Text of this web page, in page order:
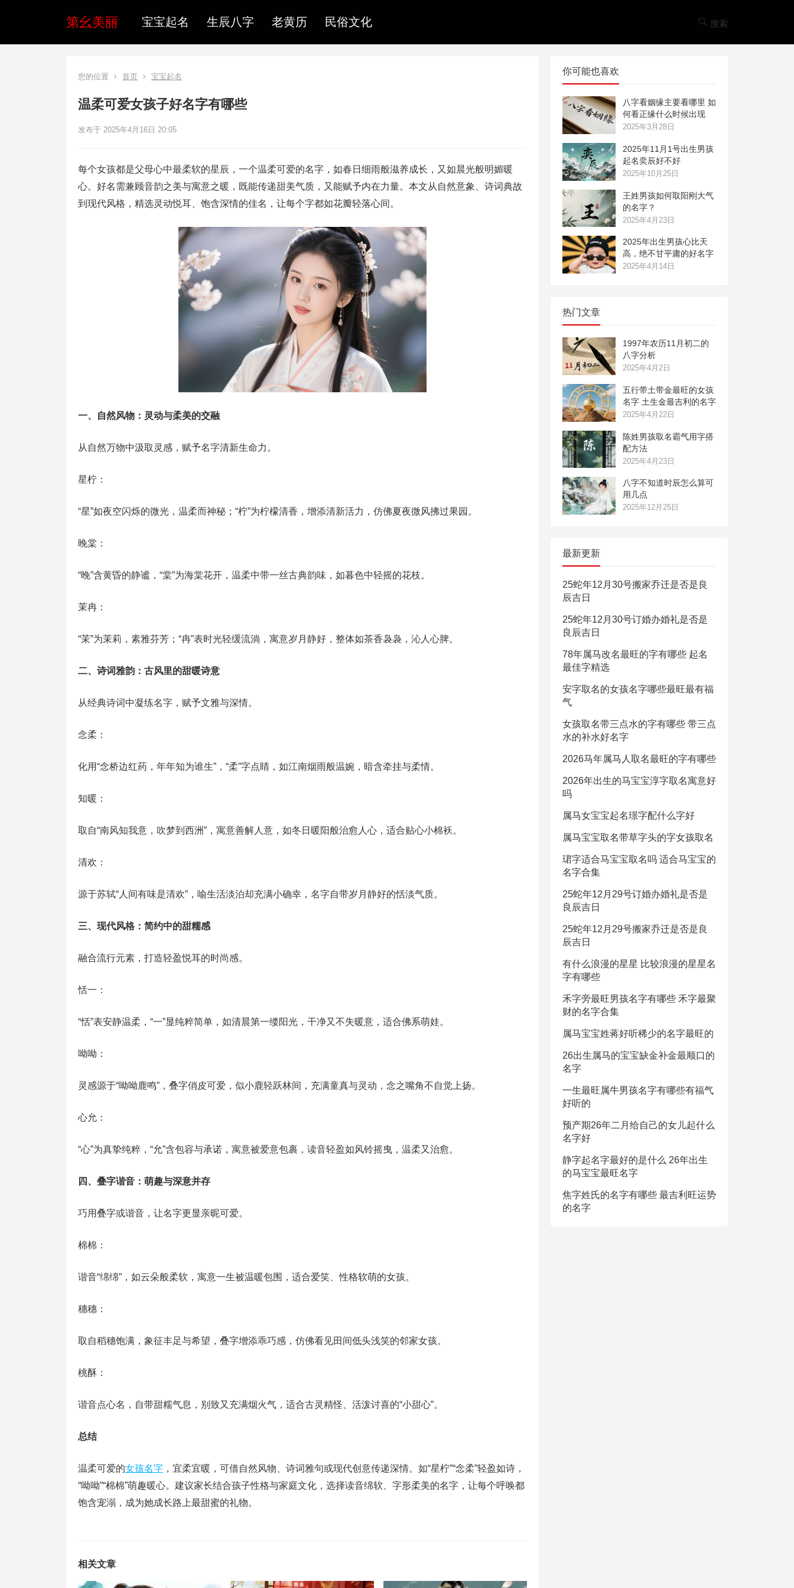
第幺美丽 宝宝起名 生辰八字 老黄历 民俗文化 搜索
您的位置 首页 宝宝起名
温柔可爱女孩子好名字有哪些
发布于 2025年4月16日 20:05
每个女孩都是父母心中最柔软的星辰，一个温柔可爱的名字，如春日细雨般滋养成长，又如晨光般明媚暖
心。好名需兼顾音韵之美与寓意之暖，既能传递甜美气质，又能赋予内在力量。本文从自然意象、诗词典故
到现代风格，精选灵动悦耳、饱含深情的佳名，让每个字都如花瓣轻落心间。
一、自然风物：灵动与柔美的交融
从自然万物中汲取灵感，赋予名字清新生命力。
星柠：
“星”如夜空闪烁的微光，温柔而神秘；“柠”为柠檬清香，增添清新活力，仿佛夏夜微风拂过果园。
晚棠：
“晚”含黄昏的静谧，“棠”为海棠花开，温柔中带一丝古典韵味，如暮色中轻摇的花枝。
茉冉：
“茉”为茉莉，素雅芬芳；“冉”表时光轻缓流淌，寓意岁月静好，整体如茶香袅袅，沁人心脾。
二、诗词雅韵：古风里的甜暖诗意
从经典诗词中凝练名字，赋予文雅与深情。
念柔：
化用“念桥边红药，年年知为谁生”，“柔”字点睛，如江南烟雨般温婉，暗含牵挂与柔情。
知暖：
取自“南风知我意，吹梦到西洲”，寓意善解人意，如冬日暖阳般治愈人心，适合贴心小棉袄。
清欢：
源于苏轼“人间有味是清欢”，喻生活淡泊却充满小确幸，名字自带岁月静好的恬淡气质。
三、现代风格：简约中的甜糯感
融合流行元素，打造轻盈悦耳的时尚感。
恬一：
“恬”表安静温柔，“一”显纯粹简单，如清晨第一缕阳光，干净又不失暖意，适合佛系萌娃。
呦呦：
灵感源于“呦呦鹿鸣”，叠字俏皮可爱，似小鹿轻跃林间，充满童真与灵动，念之嘴角不自觉上扬。
心允：
“心”为真挚纯粹，“允”含包容与承诺，寓意被爱意包裹，读音轻盈如风铃摇曳，温柔又治愈。
四、叠字谐音：萌趣与深意并存
巧用叠字或谐音，让名字更显亲昵可爱。
棉棉：
谐音“绵绵”，如云朵般柔软，寓意一生被温暖包围，适合爱笑、性格软萌的女孩。
穗穗：
取自稻穗饱满，象征丰足与希望，叠字增添乖巧感，仿佛看见田间低头浅笑的邻家女孩。
桃酥：
谐音点心名，自带甜糯气息，别致又充满烟火气，适合古灵精怪、活泼讨喜的“小甜心”。
总结
温柔可爱的女孩名字 ，宜柔宜暖，可借自然风物、诗词雅句或现代创意传递深情。如“星柠”“念柔”轻盈如诗，
“呦呦”“棉棉”萌趣暖心。建议家长结合孩子性格与家庭文化，选择读音绵软、字形柔美的名字，让每个呼唤都
饱含宠溺，成为她成长路上最甜蜜的礼物。
相关文章
你可能也喜欢
八字看姻缘主要看哪里 如
何看正缘什么时候出现
2025年3月28日
2025年11月1号出生男孩
起名奕辰好不好
2025年10月25日
王姓男孩如何取阳刚大气
的名字？
2025年4月23日
2025年出生男孩心比天
高，绝不甘平庸的好名字
2025年4月14日
热门文章
1997年农历11月初二的
八字分析
2025年4月2日
五行带土带金最旺的女孩
名字 土生金最吉利的名字
2025年4月22日
陈姓男孩取名霸气用字搭
配方法
2025年4月23日
八字不知道时辰怎么算可
用几点
2025年12月25日
最新更新
25蛇年12月30号搬家乔迁是否是良
辰吉日
25蛇年12月30号订婚办婚礼是否是
良辰吉日
78年属马改名最旺的字有哪些 起名
最佳字精选
安字取名的女孩名字哪些最旺最有福
气
女孩取名带三点水的字有哪些 带三点
水的补水好名字
2026马年属马人取名最旺的字有哪些
2026年出生的马宝宝淳字取名寓意好
吗
属马女宝宝起名璟字配什么字好
属马宝宝取名带草字头的字女孩取名
珺字适合马宝宝取名吗 适合马宝宝的
名字合集
25蛇年12月29号订婚办婚礼是否是
良辰吉日
25蛇年12月29号搬家乔迁是否是良
辰吉日
有什么浪漫的星星 比较浪漫的星星名
字有哪些
禾字旁最旺男孩名字有哪些 禾字最聚
财的名字合集
属马宝宝姓蒋好听稀少的名字最旺的
26出生属马的宝宝缺金补金最顺口的
名字
一生最旺属牛男孩名字有哪些有福气
好听的
预产期26年二月给自己的女儿起什么
名字好
静字起名字最好的是什么 26年出生
的马宝宝最旺名字
焦字姓氏的名字有哪些 最吉利旺运势
的名字